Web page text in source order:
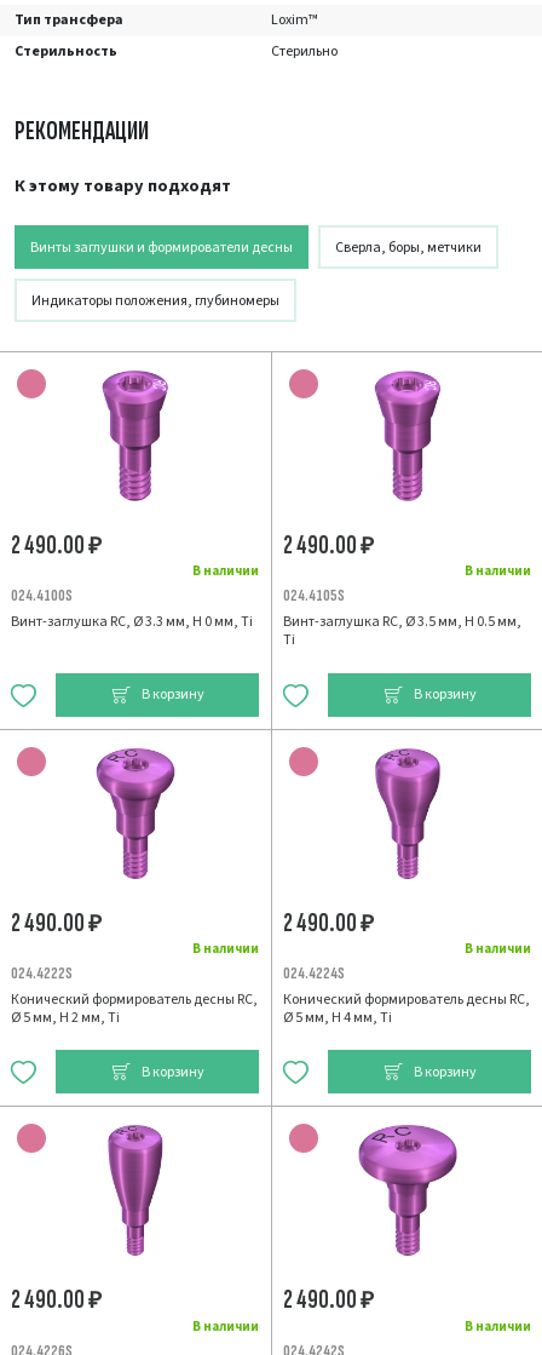
Тип трансфера
Loxim™
Стерильность
Стерильно
РЕКОМЕНДАЦИИ
К этому товару подходят
Винты заглушки и формирователи десны Сверла, боры, метчики
Индикаторы положения, глубиномеры
В наличии
2 490.00₽
024.4100S
Винт-заглушка RC, Ø 3.3 мм, H 0 мм, Ti
В корзину
В наличии
2 490.00₽
024.4105S
Винт-заглушка RC, Ø 3.5 мм, H 0.5 мм,
Ti
В корзину
В наличии
2 490.00₽
024.4222S
Конический формирователь десны RC,
Ø 5 мм, H 2 мм, Ti
В корзину
В наличии
2 490.00₽
024.4224S
Конический формирователь десны RC,
Ø 5 мм, H 4 мм, Ti
В корзину
В наличии
2 490.00₽
024.4226S
В наличии
2 490.00₽
024.4242S